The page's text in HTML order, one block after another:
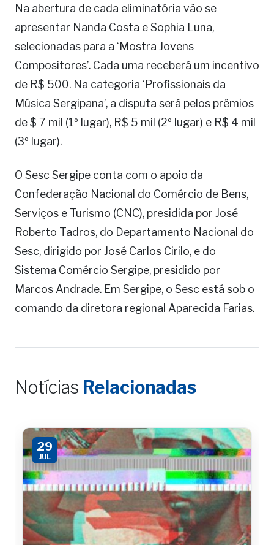
Na abertura de cada eliminatória vão se
apresentar Nanda Costa e Sophia Luna,
selecionadas para a ‘Mostra Jovens
Compositores’. Cada uma receberá um incentivo
de R$ 500. Na categoria ‘Profissionais da
Música Sergipana’, a disputa será pelos prêmios
de $ 7 mil (1º lugar), R$ 5 mil (2º lugar) e R$ 4 mil
(3º lugar).
O Sesc Sergipe conta com o apoio da
Confederação Nacional do Comércio de Bens,
Serviços e Turismo (CNC), presidida por José
Roberto Tadros, do Departamento Nacional do
Sesc, dirigido por José Carlos Cirilo, e do
Sistema Comércio Sergipe, presidido por
Marcos Andrade. Em Sergipe, o Sesc está sob o
comando da diretora regional Aparecida Farias.
Notícias Relacionadas
29
JUL